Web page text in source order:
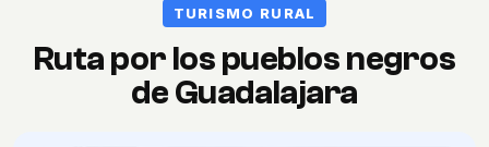
TURISMO RURAL
Ruta por los pueblos negros
de Guadalajara